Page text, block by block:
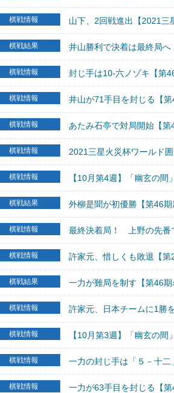
棋戦情報 山下、2回戦進出【2021三
棋戦結果 井山勝利で決着は最終局へ
棋戦情報 封じ手は10-六ノゾキ【第
棋戦情報 井山が71手目を封じる【
棋戦情報 あたみ石亭で対局開始【第
棋戦情報 2021三星火災杯ワールド
棋戦情報 【10月第4週】「幽玄の間
棋戦結果 外柳是聞が初優勝【第46期
棋戦情報 最終決着局！ 上野の先番
棋戦情報 許家元、惜しくも敗退【第
棋戦結果 一力が難局を制す【第46期
棋戦情報 許家元、日本チームに1勝
棋戦情報 【10月第3週】「幽玄の間
棋戦情報 一力の封じ手は「５－十二
棋戦情報 一力が63手目を封じる【